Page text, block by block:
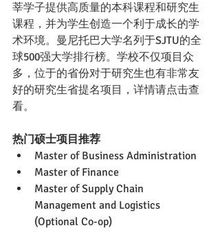
莘学子提供高质量的本科课程和研究生
课程，并为学生创造一个利于成长的学
术环境。曼尼托巴大学名列于SJTU的全
球500强大学排行榜。学校不仅项目众
多， 位于的省份对于研究生也有非常友
好的研究生省提名项目，详情请点击查
看。
热门硕士项目推荐
Master of Business Administration
Master of Finance
Master of Supply Chain
Management and Logistics
(Optional Co-op)